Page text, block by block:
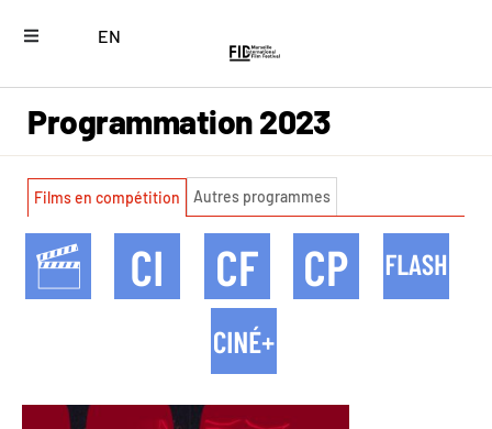
EN
Programmation 2023
Films en compétition Autres programmes